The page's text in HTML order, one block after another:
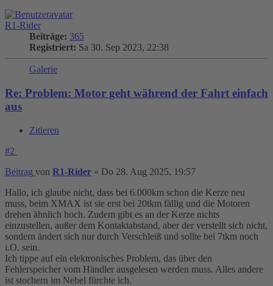
R1-Rider
Beiträge: 365
Registriert: Sa 30. Sep 2023, 22:38
Galerie
Re: Problem: Motor geht während der Fahrt einfach
aus
Zitieren
#2
Beitrag von R1-Rider » Do 28. Aug 2025, 19:57
Hallo, ich glaube nicht, dass bei 6.000km schon die Kerze neu
muss, beim XMAX ist sie erst bei 20tkm fällig und die Motoren
drehen ähnlich hoch. Zudem gibt es an der Kerze nichts
einzustellen, außer dem Kontaktabstand, aber der verstellt sich nicht,
sondern ändert sich nur durch Verschleiß und sollte bei 7tkm noch
i.O. sein.
Ich tippe auf ein elektronisches Problem, das über den
Fehlerspeicher vom Händler ausgelesen werden muss. Alles andere
ist stochern im Nebel fürchte ich.